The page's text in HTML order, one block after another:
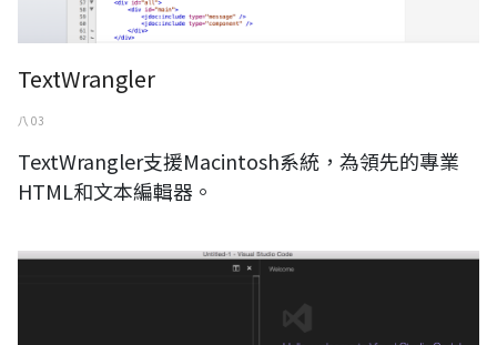
TextWrangler
八 03
TextWrangler支援Macintosh系統，為領先的專業
HTML和文本編輯器。
Visual Studio Code